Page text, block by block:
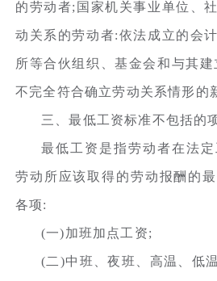
的劳动者;国家机关事业单位、
动关系的劳动者:依法成立的会
所等合伙组织、基金会和与其
不完全符合确立劳动关系情形的
三、最低工资标准不包括的
最低工资是指劳动者在法
劳动所应该取得的劳动报酬的
各项:
(一)加班加点工资;
(二)中班、夜班、高温、低